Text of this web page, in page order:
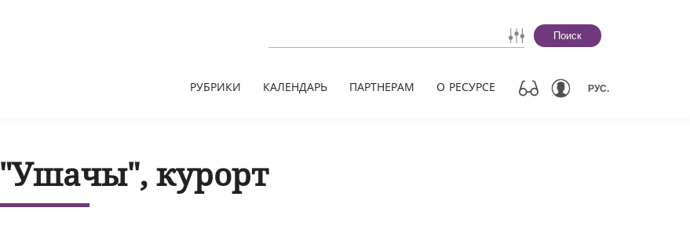
Поиск
РУБРИКИ КАЛЕНДАРЬ ПАРТНЕРАМ О РЕСУРСЕ РУС.
"Ушачы", курорт